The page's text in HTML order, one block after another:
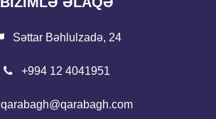
Səttar Bəhlulzadə, 24
+994 12 4041951
qarabagh@qarabagh.com